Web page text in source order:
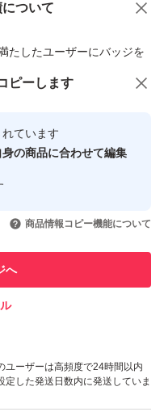
ついて
たしたユーザーにバッジを
安全なユーザーです
完了させた実績があります
取引実績があります
ユーザーは高頻度で24時間以内
定した発送日数内に発送していま
商品への質問
ピーします
れています
身の商品に合わせて編集
商品情報コピー機能について
へ